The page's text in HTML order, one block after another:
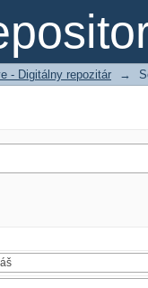
- Digitálny repozitár →